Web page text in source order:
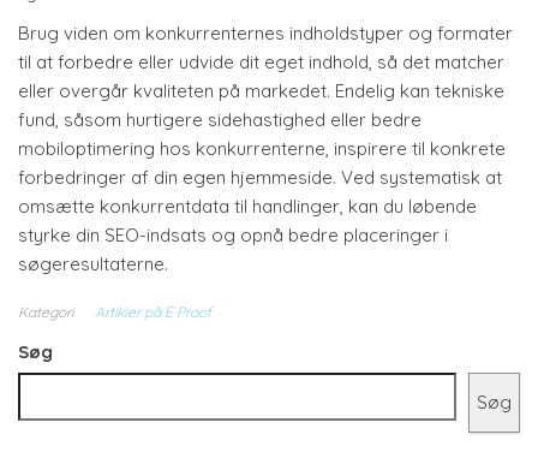
Brug viden om konkurrenternes indholdstyper og formater
til at forbedre eller udvide dit eget indhold, så det matcher
eller overgår kvaliteten på markedet. Endelig kan tekniske
fund, såsom hurtigere sidehastighed eller bedre
mobiloptimering hos konkurrenterne, inspirere til konkrete
forbedringer af din egen hjemmeside. Ved systematisk at
omsætte konkurrentdata til handlinger, kan du løbende
styrke din SEO-indsats og opnå bedre placeringer i
søgeresultaterne.
Kategori Artikler på E Proof
Søg
Søg